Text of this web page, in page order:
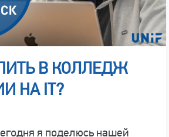
В КОЛЛЕДЖ
НА IT?
я поделюсь нашей